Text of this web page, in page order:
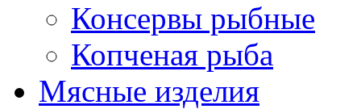
Консервы рыбные
Копченая рыба
Мясные изделия